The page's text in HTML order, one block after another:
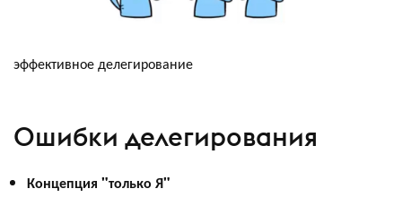
эффективное делегирование
Ошибки делегирования
Концепция "только Я"